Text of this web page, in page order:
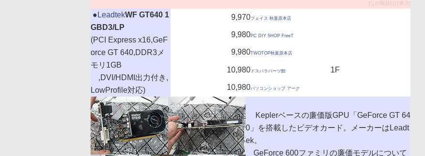
[この製品だけ表示]
● LeadtekWF GT640 1
GBD3/LP
(PCI Express x16,GeF
orce GT 640,DDR3メ
モリ1GB
,DVI/HDMI出力付き,
LowProfile対応)
9,970フェイス 秋葉原本店
9,980PC DIY SHOP FreeT
9,980TWOTOP秋葉原本店
10,980 ドスパラパーツ館 1F
10,980パソコンショップ アーク
Keplerベースの廉価版GPU「GeForce GT 64
0」を搭載したビデオカード。メーカーはLeadt
ek。
GeForce 600ファミリの廉価モデルについて